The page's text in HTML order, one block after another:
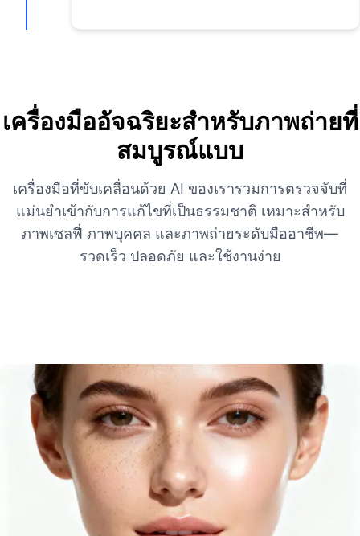
เครื่องมืออัจฉริยะสำหรับภาพถ่ายที่
สมบูรณ์แบบ
เครื่องมือที่ขับเคลื่อนด้วย AI ของเรารวมการตรวจจับที่
แม่นยำเข้ากับการแก้ไขที่เป็นธรรมชาติ เหมาะสำหรับ
ภาพเซลฟี่ ภาพบุคคล และภาพถ่ายระดับมืออาชีพ—
รวดเร็ว ปลอดภัย และใช้งานง่าย